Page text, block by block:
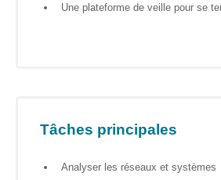
Une plateforme de veille pour se
Tâches principales
Analyser les réseaux et systèmes
: menez
game – A la